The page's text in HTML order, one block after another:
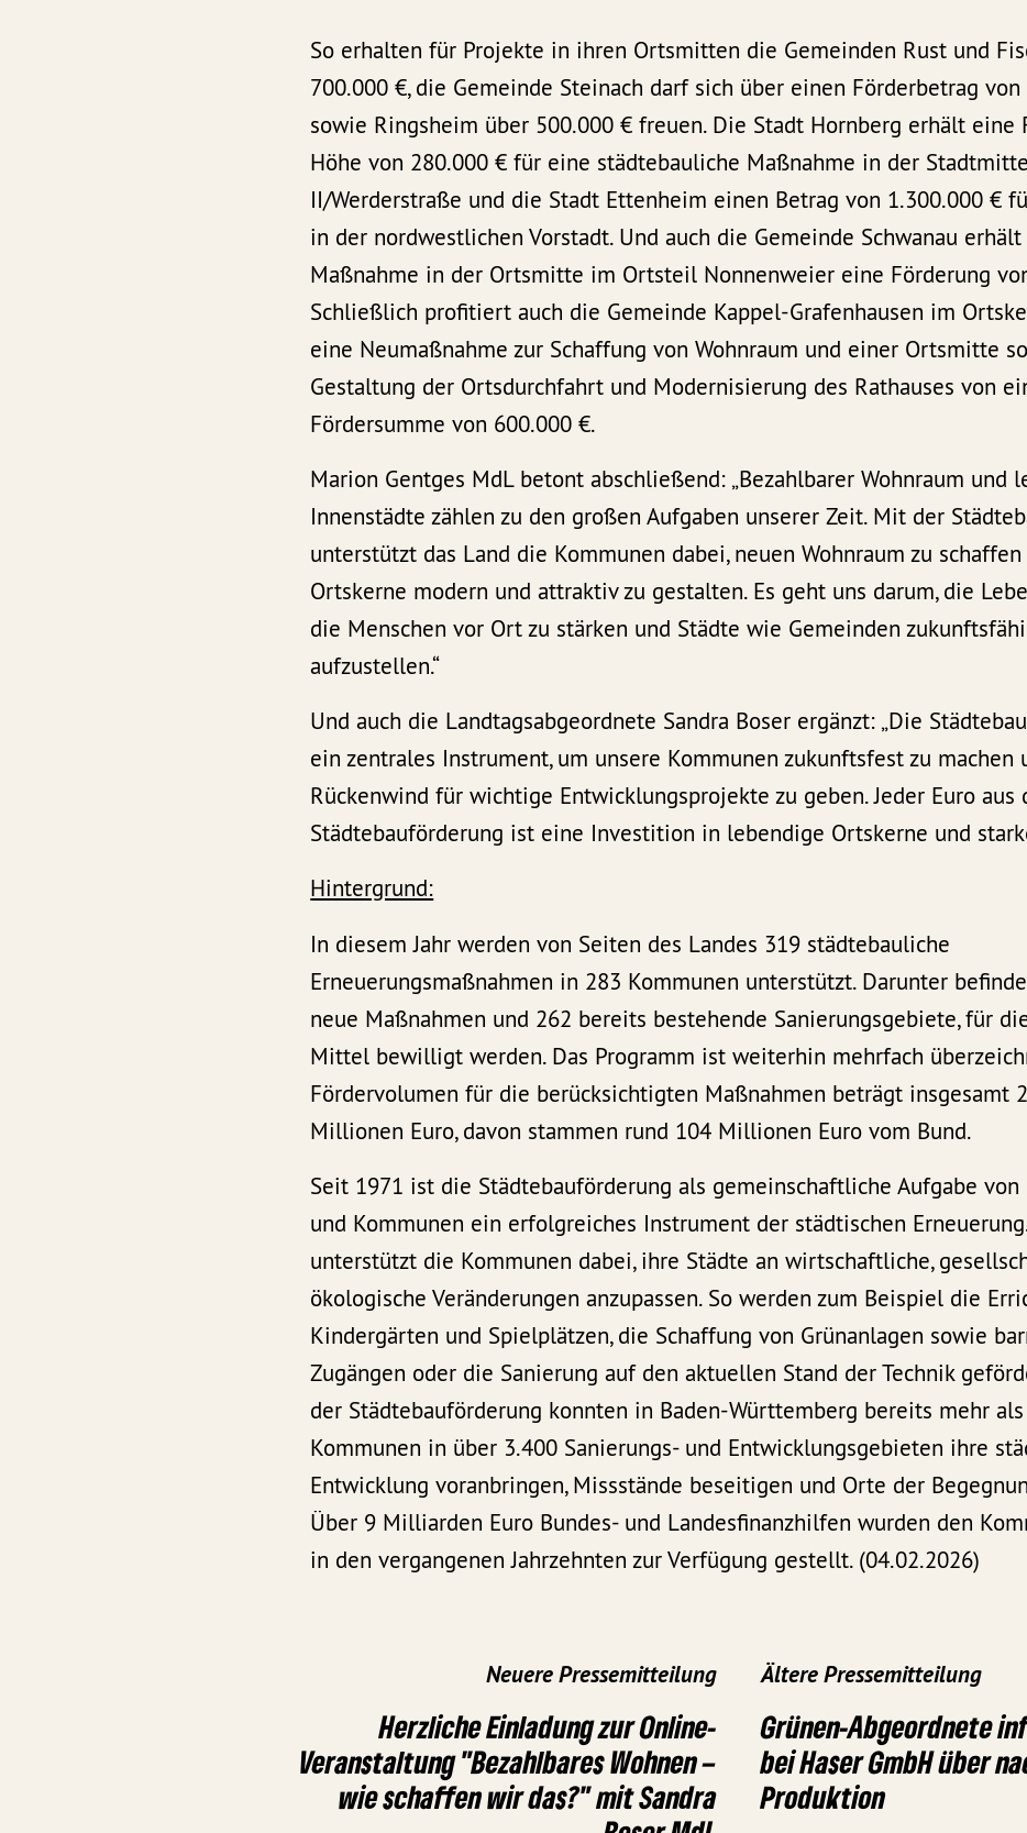
So erhalten für Projekte in ihren Ortsmitten die Gemeinden Rust und
700.000 €, die Gemeinde Steinach darf sich über einen Förderbetrag
sowie Ringsheim über 500.000 € freuen. Die Stadt Hornberg erhält eine
Höhe von 280.000 € für eine städtebauliche Maßnahme in der Stadtmitte
II/Werderstraße und die Stadt Ettenheim einen Betrag von 1.300.000 €
in der nordwestlichen Vorstadt. Und auch die Gemeinde Schwanau
Maßnahme in der Ortsmitte im Ortsteil Nonnenweier eine Förderung
Schließlich profitiert auch die Gemeinde Kappel-Grafenhausen im
eine Neumaßnahme zur Schaffung von Wohnraum und einer Ortsmitte
Gestaltung der Ortsdurchfahrt und Modernisierung des Rathauses von
Fördersumme von 600.000 €.
Marion Gentges MdL betont abschließend: „Bezahlbarer Wohnraum und
Innenstädte zählen zu den großen Aufgaben unserer Zeit. Mit der
unterstützt das Land die Kommunen dabei, neuen Wohnraum zu schaffen
Ortskerne modern und attraktiv zu gestalten. Es geht uns darum, die
die Menschen vor Ort zu stärken und Städte wie Gemeinden
aufzustellen.“
Und auch die Landtagsabgeordnete Sandra Boser ergänzt: „Die
ein zentrales Instrument, um unsere Kommunen zukunftsfest zu machen
Rückenwind für wichtige Entwicklungsprojekte zu geben. Jeder Euro aus
Städtebauförderung ist eine Investition in lebendige Ortskerne und
Hintergrund:
In diesem Jahr werden von Seiten des Landes 319 städtebauliche
Erneuerungsmaßnahmen in 283 Kommunen unterstützt. Darunter
neue Maßnahmen und 262 bereits bestehende Sanierungsgebiete, für
Mittel bewilligt werden. Das Programm ist weiterhin mehrfach
Fördervolumen für die berücksichtigten Maßnahmen beträgt insgesamt
Millionen Euro, davon stammen rund 104 Millionen Euro vom Bund.
Seit 1971 ist die Städtebauförderung als gemeinschaftliche Aufgabe von
und Kommunen ein erfolgreiches Instrument der städtischen
unterstützt die Kommunen dabei, ihre Städte an wirtschaftliche,
ökologische Veränderungen anzupassen. So werden zum Beispiel die
Kindergärten und Spielplätzen, die Schaffung von Grünanlagen sowie
Zugängen oder die Sanierung auf den aktuellen Stand der Technik
der Städtebauförderung konnten in Baden-Württemberg bereits mehr
Kommunen in über 3.400 Sanierungs- und Entwicklungsgebieten ihre
Entwicklung voranbringen, Missstände beseitigen und Orte der
Über 9 Milliarden Euro Bundes- und Landesfinanzhilfen wurden den
in den vergangenen Jahrzehnten zur Verfügung gestellt. (04.02.2026)
Neuere Pressemitteilung
Herzliche Einladung zur Online-
Veranstaltung "Bezahlbares Wohnen –
wie schaffen wir das?" mit Sandra
Ältere Pressemitteilung
Grünen-Abgeordnete
bei Haser GmbH über
Produktion